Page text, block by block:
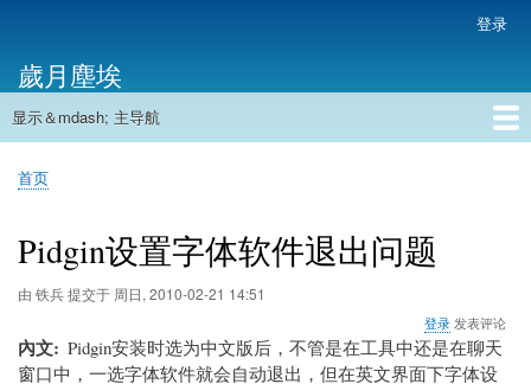
主
内
帐
户
菜
单
登录
歲月塵埃
主
航
显示＆mdash; 主导航
首页
面
屑
首页
Pidgin设置字体软件退出问题
由 铁兵提交于 周日, 2010-02-21 14:51
登录 发表评论
內文
Pidgin安装时选为中文版后，不管是在工具中还是在聊天
窗口中，一选字体软件就会自动退出，但在英文界面下字体设